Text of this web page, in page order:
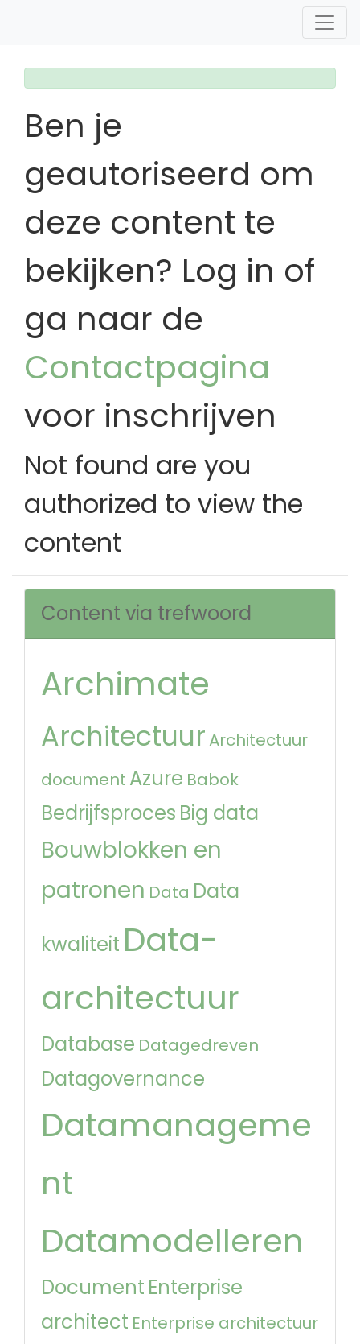
Ben je
geautoriseerd om
deze content te
bekijken? Log in of
ga naar de
Contactpagina
voor inschrijven
Not found are you
authorized to view the
content
Content via trefwoord
Archimate
Architectuur Architectuur
document Azure Babok
Bedrijfsproces Big data
Bouwblokken en
patronen Data Data
kwaliteit Data-
architectuur
Database Datagedreven
Datagovernance
Datamanageme
nt
Datamodelleren
Document Enterprise
architect Enterprise architectuur